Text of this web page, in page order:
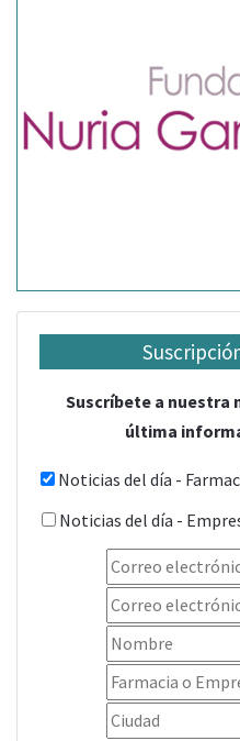
Suscríbete a nuestra
última
Noticias del día -
Noticias del día -